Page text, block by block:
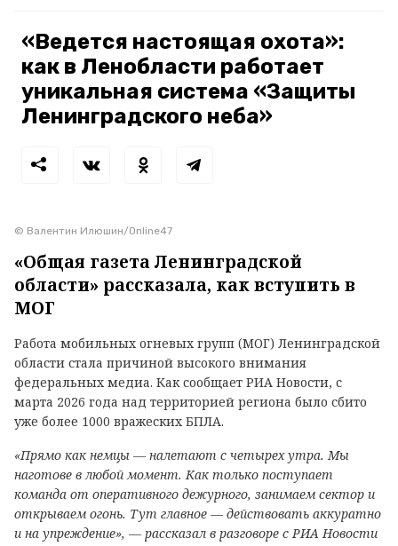
«Ведется настоящая охота»:
как в Ленобласти работает
уникальная система «Защиты
Ленинградского неба»
© Валентин Илюшин/Online47
«Общая газета Ленинградской
области» рассказала, как вступить в
МОГ
Работа мобильных огневых групп (МОГ) Ленинградской
области стала причиной высокого внимания
федеральных медиа. Как сообщает РИА Новости, с
марта 2026 года над территорией региона было сбито
уже более 1000 вражеских БПЛА.
«Прямо как немцы — налетают с четырех утра. Мы
наготове в любой момент. Как только поступает
команда от оперативного дежурного, занимаем сектор и
открываем огонь. Тут главное — действовать аккуратно
и на упреждение», — рассказал в разговоре с РИА Новости